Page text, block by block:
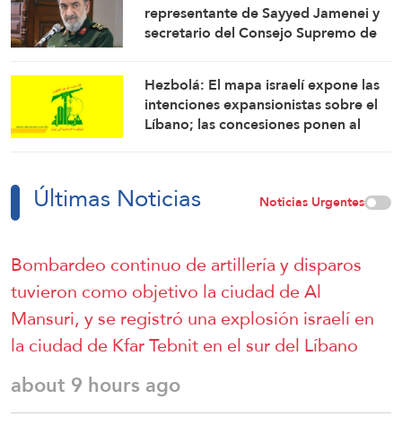
representante de Sayyed Jamenei y
secretario del Consejo Supremo de
Hezbolá: El mapa israelí expone las
intenciones expansionistas sobre el
Líbano; las concesiones ponen al
Últimas Noticias Noticias Urgentes
Bombardeo continuo de artillería y disparos
tuvieron como objetivo la ciudad de Al
Mansuri, y se registró una explosión israelí en
la ciudad de Kfar Tebnit en el sur del Líbano
about 9 hours ago